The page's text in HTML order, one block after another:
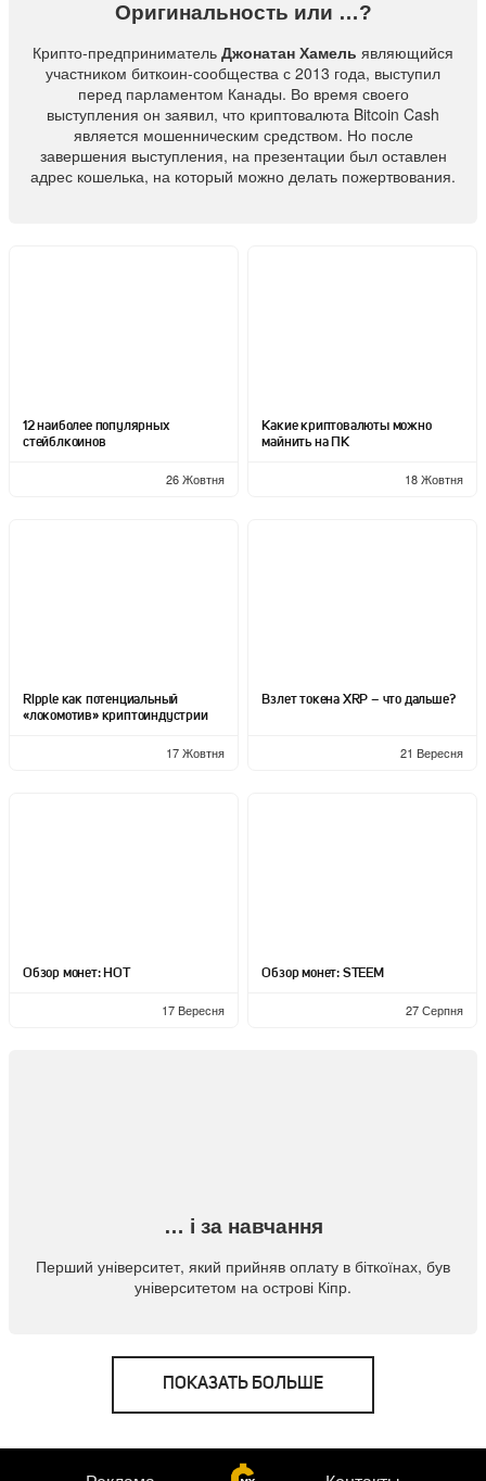
Оригинальность или …?
Крипто-предприниматель Джонатан Хамель являющийся
участником биткоин-сообщества с 2013 года, выступил
перед парламентом Канады. Во время своего
выступления он заявил, что криптовалюта Bitcoin Cash
является мошенническим средством. Но после
завершения выступления, на презентации был оставлен
адрес кошелька, на который можно делать пожертвования.
12 наиболее популярных
стейблкоинов
26 Жовтня
Какие криптовалюты можно
майнить на ПК
18 Жовтня
Ripple как потенциальный
«локомотив» криптоиндустрии
17 Жовтня
Взлет токена XRP – что дальше?
21 Вересня
Обзор монет: HOT
17 Вересня
Обзор монет: STEEM
27 Серпня
… і за навчання
Перший університет, який прийняв оплату в біткоїнах, був
університетом на острові Кіпр.
ПОКАЗАТЬ БОЛЬШЕ